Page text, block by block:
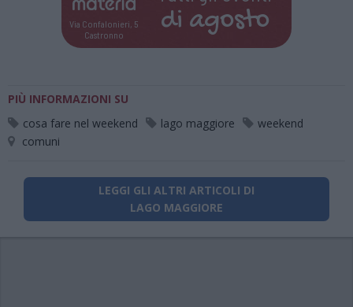
Via Confalonieri, 5
Castronno
di agosto
PIÙ INFORMAZIONI SU
cosa fare nel weekend
lago maggiore
weekend
comuni
LEGGI GLI ALTRI ARTICOLI DI
LAGO MAGGIORE